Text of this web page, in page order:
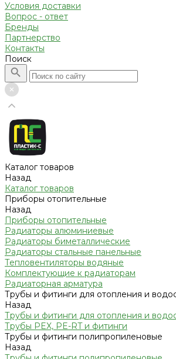
Условия доставки
Вопрос - ответ
Бренды
Партнерство
Контакты
Поиск
Каталог товаров
Назад
Каталог товаров
Приборы отопительные
Назад
Приборы отопительные
Радиаторы алюминиевые
Радиаторы биметаллические
Радиаторы стальные панельные
Тепловентиляторы водяные
Комплектующие к радиаторам
Радиаторная арматура
Трубы и фитинги для отопления и
Назад
Трубы и фитинги для отопления и
Трубы PEX, PE-RT и фитинги
Трубы и фитинги полипропиленовые
Назад